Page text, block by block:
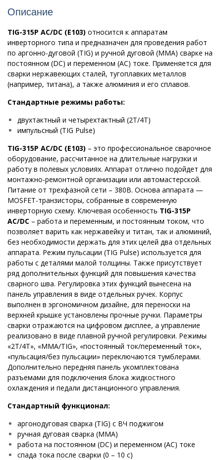
Описание
TIG-315P AC/DC (E103) относится к аппаратам
инверторного типа и предназначен для проведения работ
по аргонно-дуговой (TIG) и ручной дуговой (MMA) сварке на
постоянном (DC) и переменном (AC) токе. Применяется для
сварки нержавеющих сталей, тугоплавких металлов
(например, титана), а также алюминия и его сплавов.
Стандартные режимы работы:
двухтактный и четырехтактный (2Т/4Т)
импульсный (TIG Pulse)
TIG-315P AC/DC (E103) – это профессиональное сварочное
оборудование, рассчитанное на длительные нагрузки и
работу в полевых условиях. Аппарат отлично подойдет для
монтажно-ремонтной организации или автомастерской.
Питание от трехфазной сети – 380В. Основа аппарата —
MOSFET-транзисторы, собранные в современную
инверторную схему. Ключевая особенность TIG-315P
AC/DC – работа и переменным, и постоянным током, что
позволяет варить как нержавейку и титан, так и алюминий,
без необходимости держать для этих целей два отдельных
аппарата. Режим пульсации (TIG Pulse) используется для
работы с деталями малой толщины. Также присутствует
ряд дополнительных функций для повышения качества
сварного шва. Регулировка этих функций вынесена на
панель управления в виде отдельных ручек. Корпус
выполнен в эргономичном дизайне, для переноски на
верхней крышке установлены прочные ручки. Параметры
сварки отражаются на цифровом дисплее, а управление
реализовано в виде плавной ручной регулировки. Режимы
«2Т/4Т», «MMA/TIG», «постоянный ток/переменный ток»,
«пульсация/без пульсации» переключаются тумблерами.
Дополнительно передняя панель укомплектована
разъемами для подключения блока жидкостного
охлаждения и педали дистанционного управления.
Стандартный функционал:
аргонодуговая сварка (TIG) с ВЧ поджигом
ручная дуговая сварка (MMA)
работа на постоянном (DC) и переменном (AC) токе
спада тока после сварки (0 – 10 с)